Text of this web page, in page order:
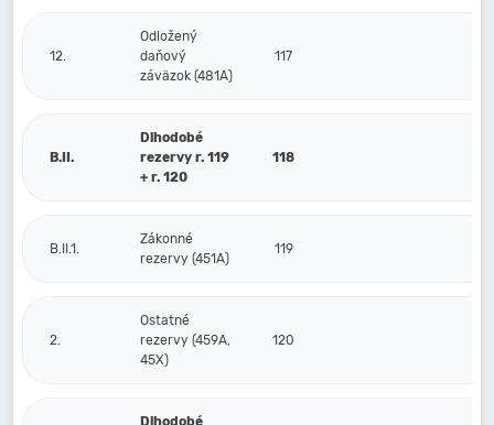
12.
Odložený
daňový
záväzok (481A)
117
B.II.
Dlhodobé
rezervy r. 119
+ r. 120
118
B.II.1.
Zákonné
rezervy (451A)
119
2.
Ostatné
rezervy (459A,
45X)
120
Dlhodobé